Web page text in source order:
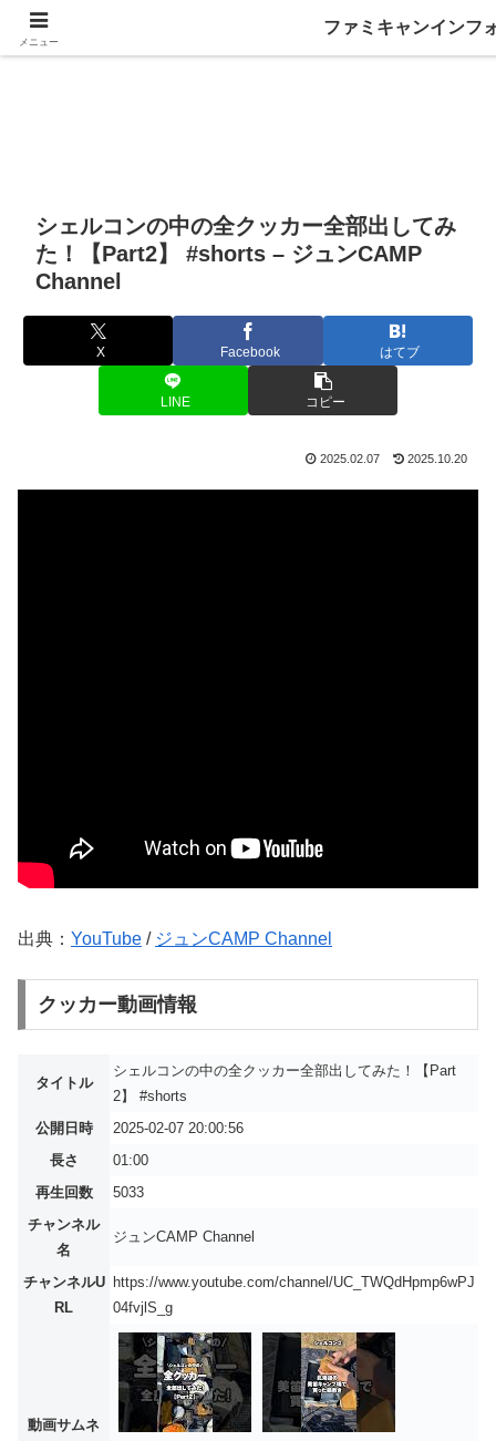
シェルコンの中の全クッカー全部出してみ
た！【Part2】 #shorts – ジュンCAMP
Channel
X Facebook はてブ
LINE コピー
2025.02.07 2025.10.20
出典： YouTube / ジュンCAMP Channel
クッカー動画情報
タイトル
シェルコンの中の全クッカー全部出してみた！【Part
2】 #shorts
公開日時
2025-02-07 20:00:56
長さ
01:00
再生回数
5033
チャンネル
名
ジュンCAMP Channel
チャンネルU
RL
https://www.youtube.com/channel/UC_TWQdHpmp6wPJ
04fvjlS_g
動画サムネ
メニュー
ファミキャンインフ